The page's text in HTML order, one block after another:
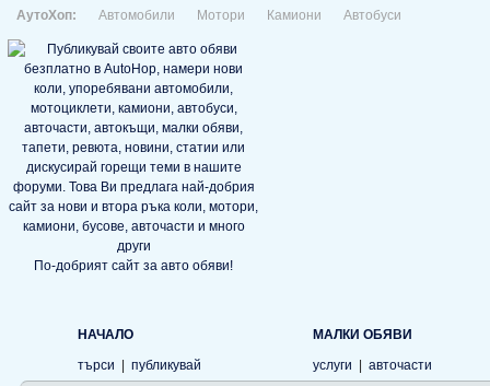
АутоХоп: Автомобили Мотори Камиони Автобуси
По-добрият сайт за авто обяви!
НАЧАЛО
търси
публикувай
МАЛКИ ОБЯВИ
услуги
авточасти